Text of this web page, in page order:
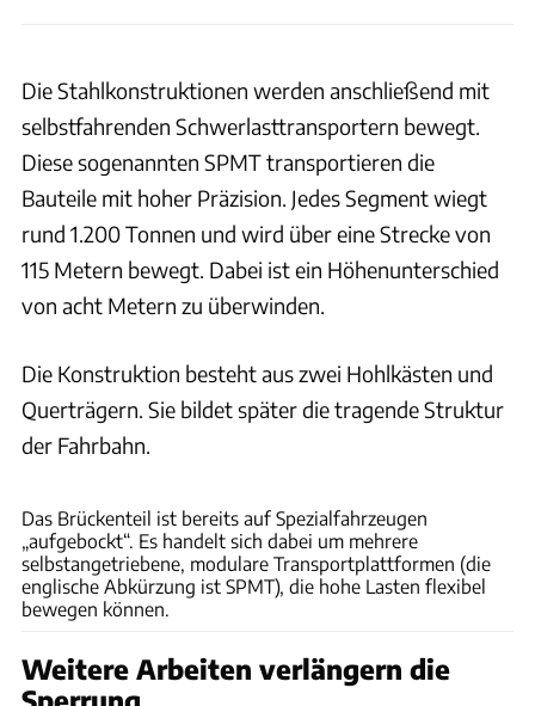
Die Stahlkonstruktionen werden anschließend mit
selbstfahrenden Schwerlasttransportern bewegt.
Diese sogenannten SPMT transportieren die
Bauteile mit hoher Präzision. Jedes Segment wiegt
rund 1.200 Tonnen und wird über eine Strecke von
115 Metern bewegt. Dabei ist ein Höhenunterschied
von acht Metern zu überwinden.
Die Konstruktion besteht aus zwei Hohlkästen und
Querträgern. Sie bildet später die tragende Struktur
der Fahrbahn.
Das Brückenteil ist bereits auf Spezialfahrzeugen
„aufgebockt“. Es handelt sich dabei um mehrere
selbstangetriebene, modulare Transportplattformen (die
englische Abkürzung ist SPMT), die hohe Lasten flexibel
bewegen können.
Weitere Arbeiten verlängern die